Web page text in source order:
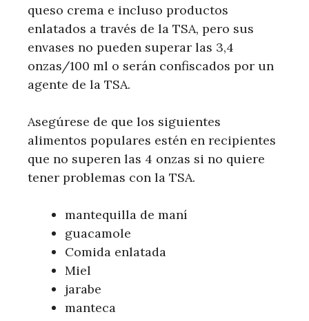
queso crema e incluso productos
enlatados a través de la TSA, pero sus
envases no pueden superar las 3,4
onzas/100 ml o serán confiscados por un
agente de la TSA.
Asegúrese de que los siguientes
alimentos populares estén en recipientes
que no superen las 4 onzas si no quiere
tener problemas con la TSA.
mantequilla de maní
guacamole
Comida enlatada
Miel
jarabe
manteca